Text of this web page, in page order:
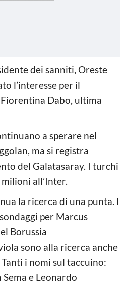
dei sanniti, Oreste
l’interesse per il
Dabo, ultima
a sperare nel
ma si registra
del Galatasaray. I turchi
all’Inter.
la ricerca di una punta. I
per Marcus
Borussia
sono alla ricerca anche
i nomi sul taccuino:
e Leonardo